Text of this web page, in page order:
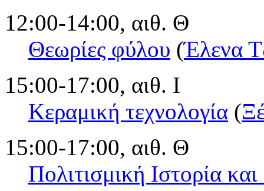
12:00-14:00, αιθ. Θ
Θεωρίες φύλου (Έλενα
15:00-17:00, αιθ. Ι
Κεραμική τεχνολογία (
15:00-17:00, αιθ. Θ
Πολιτισμική Ιστορία